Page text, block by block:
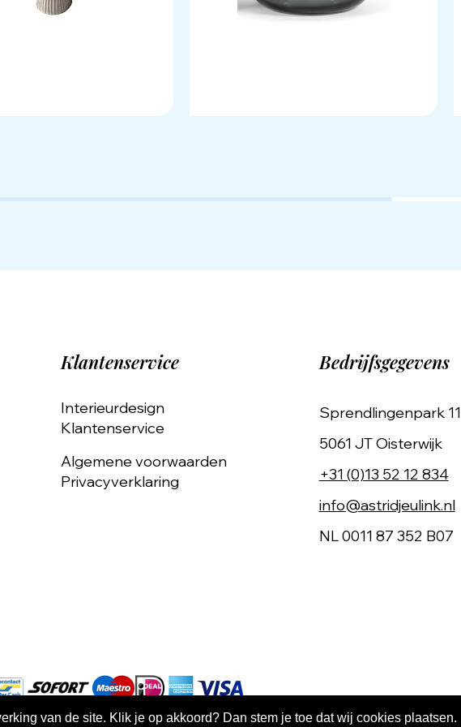
van de site. Klik je op akkoord? Dan stem je toe dat wij cookies plaatsen.
Klantenservice
Interieurdesign
Klantenservice
Algemene voorwaarden
Privacyverklaring
Bedrijfsgegevens
Sprendlingenpark 11
5061 JT Oisterwijk
+31 (0)13 52 12 834
info@astridjeulink.nl
NL 0011 87 352 B07